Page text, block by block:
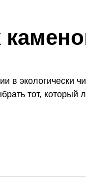
в экологически
тот, который